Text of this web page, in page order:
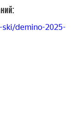
demino-2025-